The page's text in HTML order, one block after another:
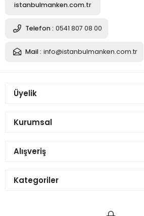
istanbulmanken.com.tr
Telefon : 0541 807 08 00
Mail : info@istanbulmanken.com.tr
Üyelik
Kurumsal
Alışveriş
Kategoriler